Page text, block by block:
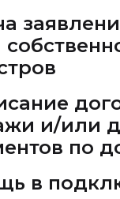
и/или
по
в